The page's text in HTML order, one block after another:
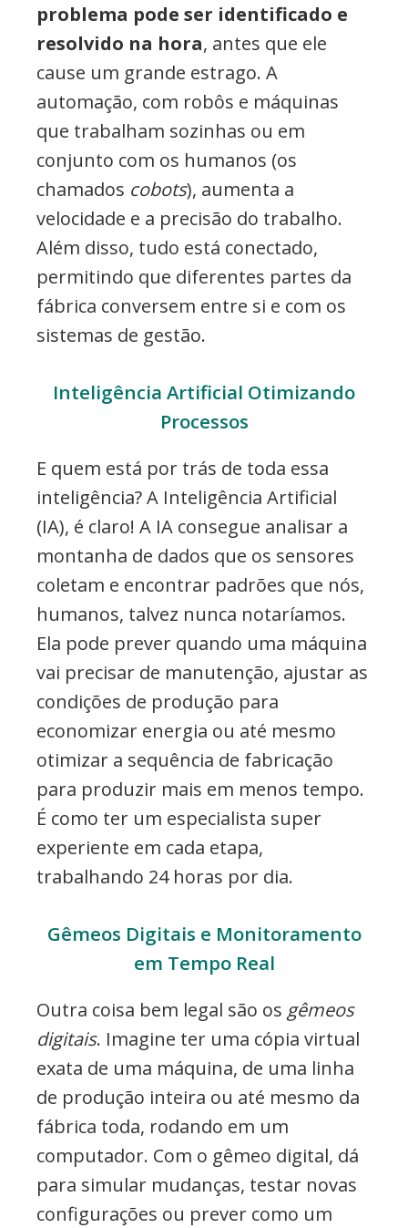
problema pode ser identificado e
resolvido na hora, antes que ele
cause um grande estrago. A
automação, com robôs e máquinas
que trabalham sozinhas ou em
conjunto com os humanos (os
chamados cobots), aumenta a
velocidade e a precisão do trabalho.
Além disso, tudo está conectado,
permitindo que diferentes partes da
fábrica conversem entre si e com os
sistemas de gestão.
Inteligência Artificial Otimizando
Processos
E quem está por trás de toda essa
inteligência? A Inteligência Artificial
(IA), é claro! A IA consegue analisar a
montanha de dados que os sensores
coletam e encontrar padrões que nós,
humanos, talvez nunca notaríamos.
Ela pode prever quando uma máquina
vai precisar de manutenção, ajustar as
condições de produção para
economizar energia ou até mesmo
otimizar a sequência de fabricação
para produzir mais em menos tempo.
É como ter um especialista super
experiente em cada etapa,
trabalhando 24 horas por dia.
Gêmeos Digitais e Monitoramento
em Tempo Real
Outra coisa bem legal são os gêmeos
digitais. Imagine ter uma cópia virtual
exata de uma máquina, de uma linha
de produção inteira ou até mesmo da
fábrica toda, rodando em um
computador. Com o gêmeo digital, dá
para simular mudanças, testar novas
configurações ou prever como um